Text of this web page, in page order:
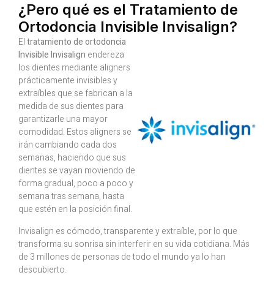
¿Pero qué es el Tratamiento de
Ortodoncia Invisible Invisalign?
Eltratamiento de ortodoncia
Invisible Invisalign endereza
los dientes mediante aligners
prácticamente invisibles y
extraíbles que se fabrican a la
medida de sus dientes para
garantizarle una mayor
comodidad. Estos aligners se
irán cambiando cada dos
semanas, haciendo que sus
dientes se vayan moviendo de
forma gradual, poco a poco y
semana tras semana, hasta
que estén en la posición final.
Invisalign es cómodo, transparente y extraíble, por lo que
transforma su sonrisa sin interferir en su vida cotidiana. Más
de 3 millones de personas de todo el mundo ya lo han
descubierto.